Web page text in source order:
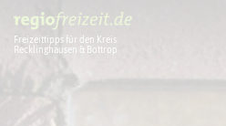
Freizeittipps für den Kreis
Recklinghausen & Bottrop